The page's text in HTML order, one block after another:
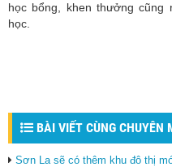
học bổng, khen thưởng
học.
BÀI VIẾT CÙNG CHUYÊN
Sơn La sẽ có thêm khu đô thị